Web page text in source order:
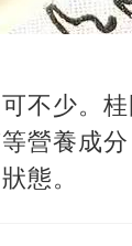
不少。
營養成
態。